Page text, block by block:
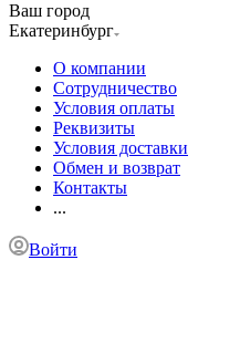
Ваш город
Екатеринбург
О компании
Сотрудничество
Условия оплаты
Реквизиты
Условия доставки
Обмен и возврат
Контакты
...
Войти